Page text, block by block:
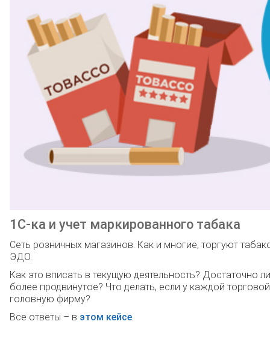
1С-ка и учет маркированного табака
Сеть розничных магазинов. Как и многие, торгуют
ЭДО.
Как это вписать в текущую деятельность? Достаточно
более продвинутое? Что делать, если у каждой
головную фирму?
Все ответы – в этом кейсе.